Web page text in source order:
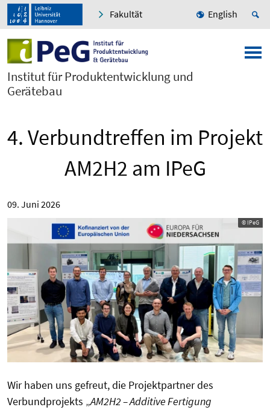
Fakultät English
Institut für Produktentwicklung und
Gerätebau
4. Verbundtreffen im Projekt
AM2H2 am IPeG
09. Juni 2026
© IPeG
Wir haben uns gefreut, die Projektpartner des
Verbundprojekts „AM2H2 – Additive Fertigung